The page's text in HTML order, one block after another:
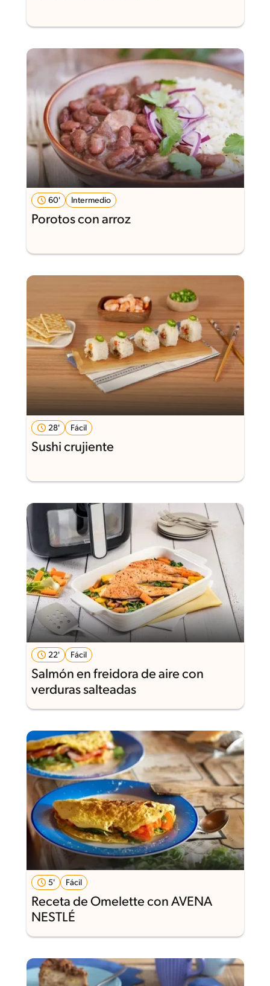
60' Intermedio
Porotos con arroz
28' Fácil
Sushi crujiente
22' Fácil
Salmón en freidora de aire con
verduras salteadas
5' Fácil
Receta de Omelette con AVENA
NESTLÉ